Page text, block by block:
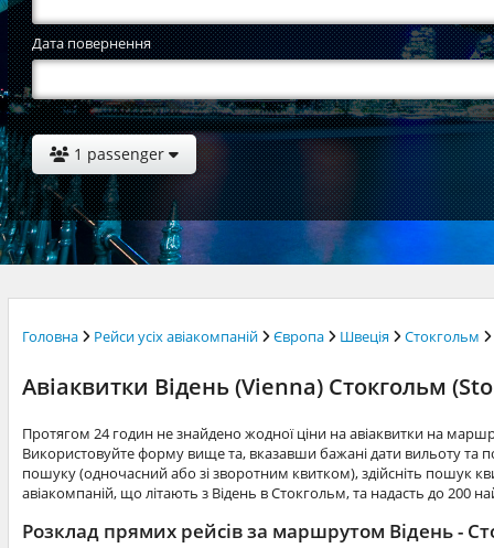
Дата повернення
1 passenger
Головна Рейси усіх авіакомпаній Європа Швеція Стокгольм
Авіаквитки Відень (Vienna) Стокгольм
Протягом 24 годин не знайдено жодної ціни на авіаквитки на
Використовуйте форму вище та, вказавши бажані дати вильоту та
пошуку (одночасний або зі зворотним квитком), здійсніть пошук
авіакомпаній, що літають з Відень в Стокгольм, та надасть до 200
Розклад прямих рейсів за маршрутом Відень -